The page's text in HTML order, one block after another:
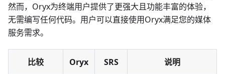
然而，Oryx为终端用户提供了更强大且功能丰富的体验，
无需编写任何代码。用户可以直接使用Oryx满足您的媒体
服务需求。
比较 Oryx SRS 说明